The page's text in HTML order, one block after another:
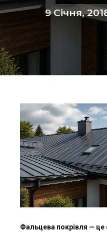
9 Січня,
Фальцева покрівля — це